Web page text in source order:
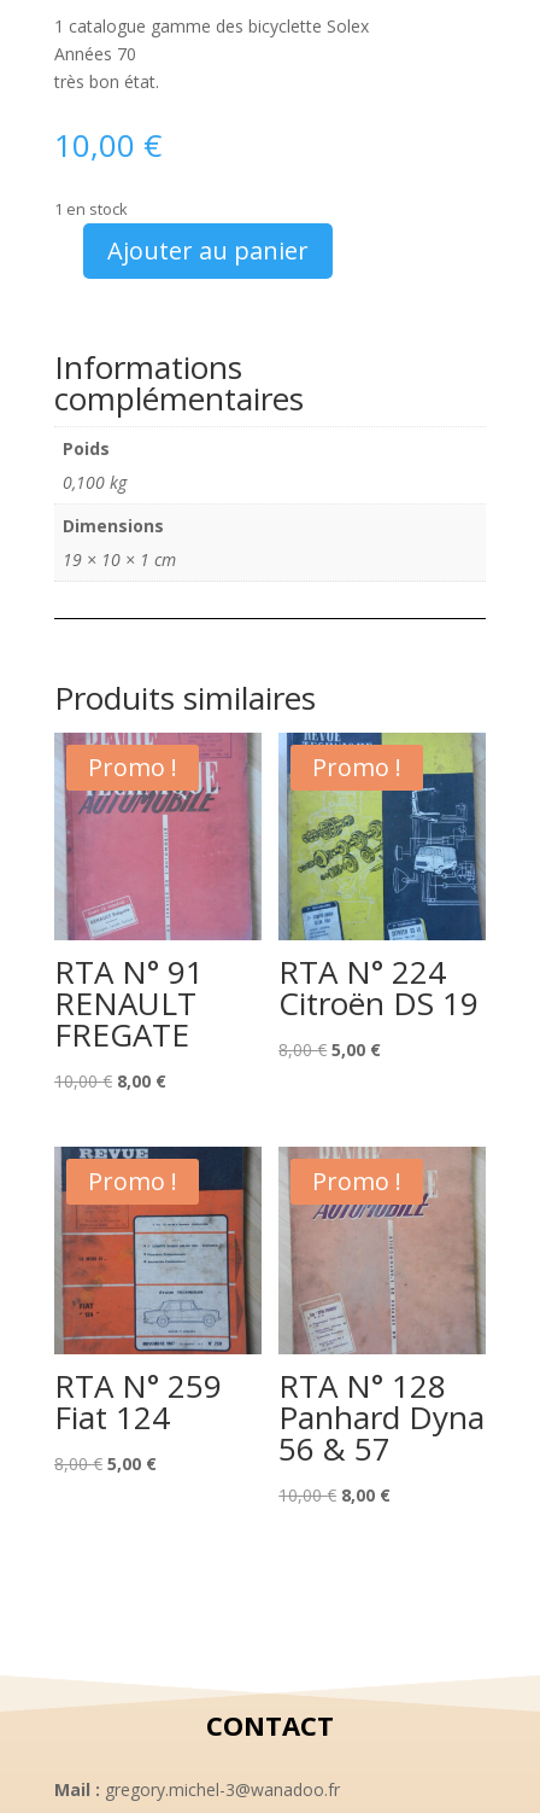
1 catalogue gamme des bicyclette Solex
Années 70
très bon état.
10,00 €
1 en stock
quantité
les
Bicyclette
années
70
Ajouter au panier
Informations
complémentaires
Poids
0,100 kg
Dimensions
19 × 10 × 1 cm
Produits similaires
Promo !
RTA N° 91
RENAULT
FREGATE
10,00€ Le
initial
était :
10,00 €.
8,00 €Le
actuel
est :
8,00 €.
Promo !
RTA N° 224
Citroën DS 19
8,00€ Le
était :
8,00 €.
5,00 €Le
est :
5,00 €.
Promo !
RTA N° 259
Fiat 124
8,00€ Le
5,00 €Le
Promo !
RTA N° 128
Panhard Dyna
56 & 57
10,00€ Le
8,00 €Le
CONTACT
Mail : gregory.michel-3@wanadoo.fr